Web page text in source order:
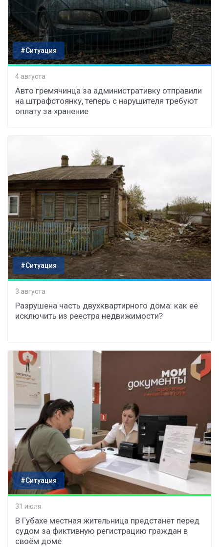
#Ситуация
4 августа
Авто гремячинца за административку отправили
на штрафстоянку, теперь с нарушителя требуют
оплату за хранение
#Ситуация
3 августа
Разрушена часть двухквартирного дома: как её
исключить из реестра недвижимости?
#Ситуация
31 июля
В Губахе местная жительница предстанет перед
судом за фиктивную регистрацию граждан в
своём доме